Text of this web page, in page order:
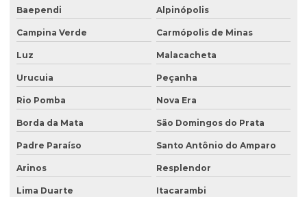
Recuperação de área degradada pela agricultura
Recuperação de área degradada pela mineração
Recuperação de áreas ambientais degradadas
Recuperação de áreas ambientalmente degradadas
Recuperação de áreas degradadas e conservação do solo
Recuperação de áreas degradadas e passivos ambientais
Recuperação de áreas degradadas por regeneração natural
Recuperação de áreas degradadas com sistemas agroflorestais
Baependi Alpinópolis
Campina Verde Carmópolis de Minas
Luz Malacacheta
Urucuia Peçanha
Rio Pomba Nova Era
Borda da Mata São Domingos do Prata
Padre Paraíso Santo Antônio do Amparo
Arinos Resplendor
Lima Duarte Itacarambi